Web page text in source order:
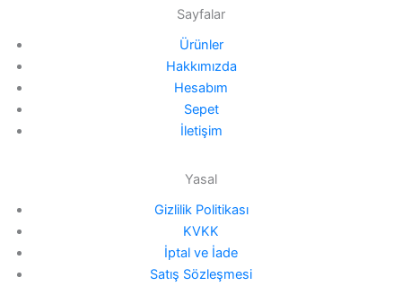
Sayfalar
Ürünler
Hakkımızda
Hesabım
Sepet
İletişim
Yasal
Gizlilik Politikası
KVKK
İptal ve İade
Satış Sözleşmesi